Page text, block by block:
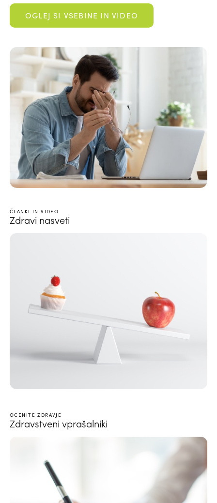
OGLEJ SI VSEBINE IN VIDEO
ČLANKI IN VIDEO
Zdravi nasveti
OCENITE ZDRAVJE
Zdravstveni vprašalniki